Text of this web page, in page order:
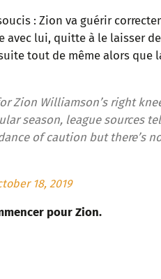
t
: Zion va guérir
avec lui, quitte à le laisser
tout de même alors que
Zion Williamson’s right
season, league sources
of caution but there’s
18, 2019
pour Zion.